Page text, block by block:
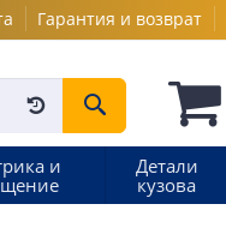
Гарантия и возврат
и
Детали
кузова